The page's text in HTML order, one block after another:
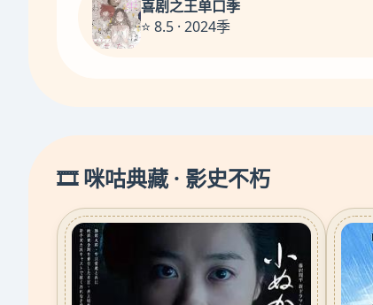
喜剧之王单口季
⭐ 8.5 · 2024季
🎞️ 咪咕典藏 · 影史不朽